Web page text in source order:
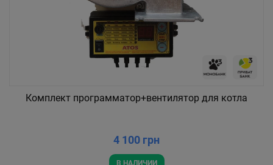
Комплект программатор+вентилятор для котла
4 100 грн
В НАЛИЧИИ